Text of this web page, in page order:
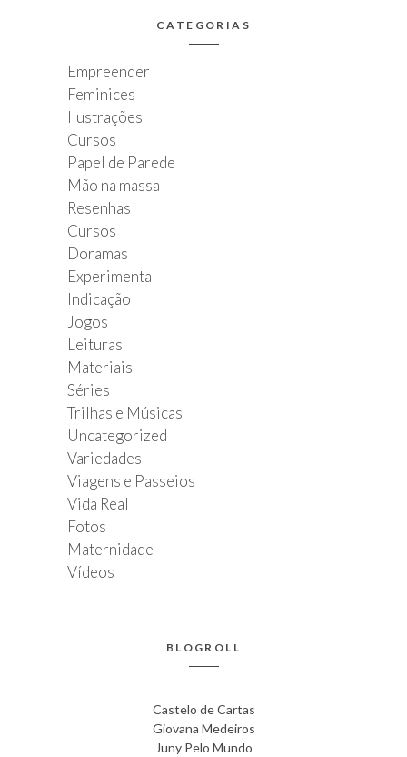
CATEGORIAS
Empreender
Feminices
Ilustrações
Cursos
Papel de Parede
Mão na massa
Resenhas
Cursos
Doramas
Experimenta
Indicação
Jogos
Leituras
Materiais
Séries
Trilhas e Músicas
Uncategorized
Variedades
Viagens e Passeios
Vida Real
Fotos
Maternidade
Vídeos
BLOGROLL
Castelo de Cartas
Giovana Medeiros
Juny Pelo Mundo